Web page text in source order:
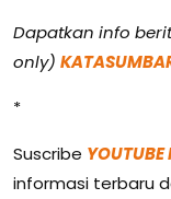
Dapatkan info
only)
*
Suscribe
informasi terbaru